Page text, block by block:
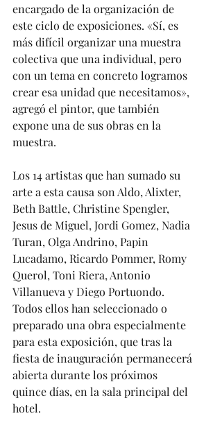
encargado de la organización de
este ciclo de exposiciones. «Sí, es
más difícil organizar una muestra
colectiva que una individual, pero
con un tema en concreto logramos
crear esa unidad que necesitamos»,
agregó el pintor, que también
expone una de sus obras en la
muestra.
Los 14 artistas que han sumado su
arte a esta causa son Aldo, Alixter,
Beth Battle, Christine Spengler,
Jesus de Miguel, Jordi Gomez, Nadia
Turan, Olga Andrino, Papin
Lucadamo, Ricardo Pommer, Romy
Querol, Toni Riera, Antonio
Villanueva y Diego Portuondo.
Todos ellos han seleccionado o
preparado una obra especialmente
para esta exposición, que tras la
fiesta de inauguración permanecerá
abierta durante los próximos
quince días, en la sala principal del
hotel.